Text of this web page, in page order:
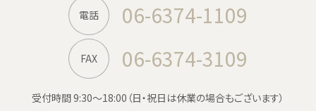
電話 06-6374-1109
FAX 06-6374-3109
受付時間 9:30〜18:00 （日・祝日は休業の場合もございます）